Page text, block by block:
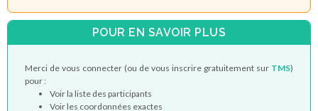
POUR EN SAVOIR PLUS
Merci de vous connecter (ou de vous inscrire gratuitement sur TMS)
pour :
Voir la liste des participants
Voir les coordonnées exactes